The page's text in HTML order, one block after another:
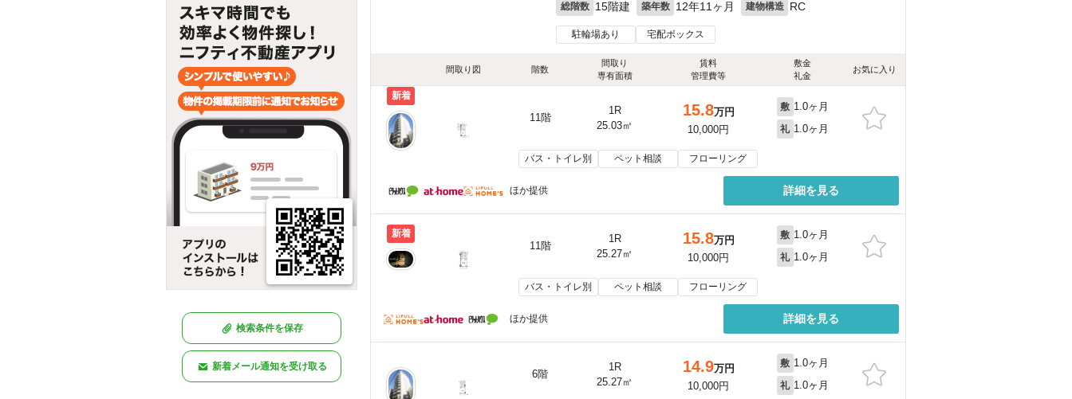
検索条件を保存
新着メール通知を受け取る
総階数 15階建 築年数 12年11ヶ月 建物構造 RC
駐輪場あり 宅配ボックス
間取り図 階数
間取り
専有面積
賃料
管理費等
敷金
礼金
お気に入り
新着
11階
1R
25.03㎡
15.8万円
10,000円
敷 1.0ヶ月
礼 1.0ヶ月
バス・トイレ別 ペット相談 フローリング
ほか提供 詳細を見る
新着
11階
1R
25.27㎡
15.8万円
10,000円
敷 1.0ヶ月
礼 1.0ヶ月
バス・トイレ別 ペット相談 フローリング
ほか提供 詳細を見る
6階
1R
25.27㎡
14.9万円
10,000円
敷 1.0ヶ月
礼 1.0ヶ月